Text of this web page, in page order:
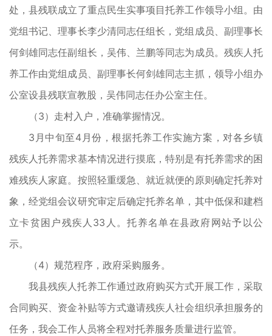
处，县残联成立了重点民生实事项目托养工作领导小组。由
党组书记、理事长李少清同志任组长，党组成员、副理事长
何剑雄同志任副组长，吴伟、兰鹏等同志为成员。残疾人托
养工作由党组成员、副理事长何剑雄同志主抓，领导小组办
公室设县残联宣教股，吴伟同志任办公室主任。
（3）走村入户，准确掌握情况。
3月中旬至4月份，根据托养工作实施方案，对各乡镇
残疾人托养需求基本情况进行摸底，特别是有托养需求的困
难残疾人家庭。按照轻重缓急、就近就便的原则确定托养对
象，经党组会议研究审定后确定托养名单，其中低保和建档
立卡贫困户残疾人33人。托养名单在县政府网站予以公
示。
（4）规范程序，政府采购服务。
我县残疾人托养工作通过政府购买方式开展工作，采取
合同购买、资金补贴等方式邀请残疾人社会组织承担服务的
任务，我会工作人员将全程对托养服务质量进行监管。